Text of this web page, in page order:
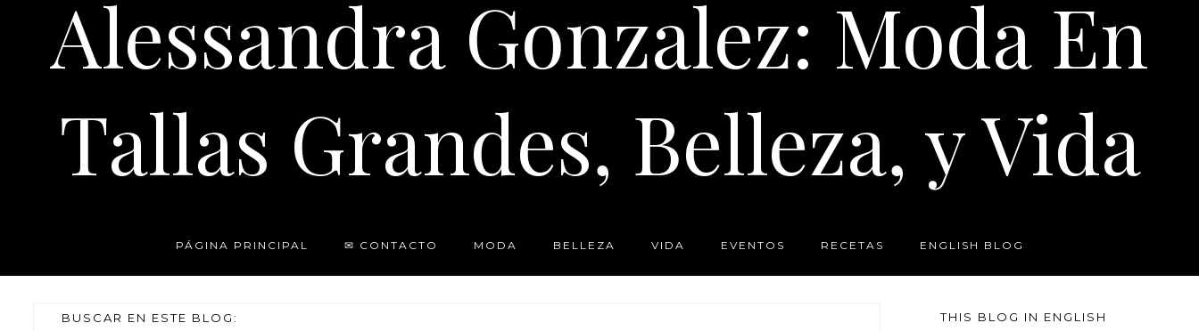
Alessandra Gonzalez: Moda En
Tallas Grandes, Belleza, y Vida
PÁGINA PRINCIPAL ✉ CONTACTO MODA BELLEZA VIDA EVENTOS RECETAS ENGLISH BLOG
BUSCAR EN ESTE BLOG: THIS BLOG IN ENGLISH